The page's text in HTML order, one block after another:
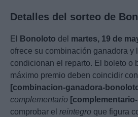
Detalles del sorteo de
El Bonoloto del martes, 19 de
ofrece su combinación ganadora y
condicionan el reparto. El boleto o
máximo premio deben coincidir
[combinacion-ganadora-
complementario
comprobar el reintegro que figura